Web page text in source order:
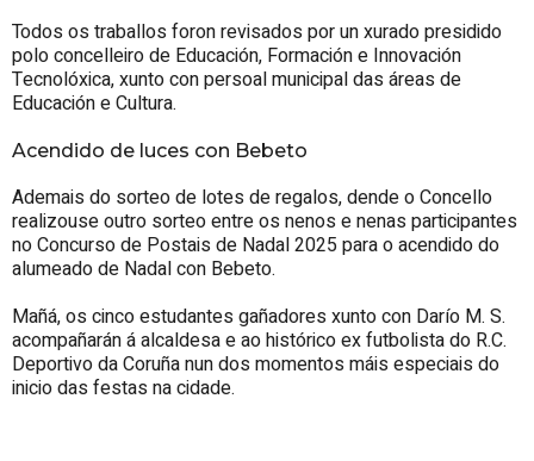
Todos os traballos foron revisados por un xurado presidido
polo concelleiro de Educación, Formación e Innovación
Tecnolóxica, xunto con persoal municipal das áreas de
Educación e Cultura.
Acendido de luces con Bebeto
Ademais do sorteo de lotes de regalos, dende o Concello
realizouse outro sorteo entre os nenos e nenas participantes
no Concurso de Postais de Nadal 2025 para o acendido do
alumeado de Nadal con Bebeto.
Mañá, os cinco estudantes gañadores xunto con Darío M. S.
acompañarán á alcaldesa e ao histórico ex futbolista do R.C.
Deportivo da Coruña nun dos momentos máis especiais do
inicio das festas na cidade.